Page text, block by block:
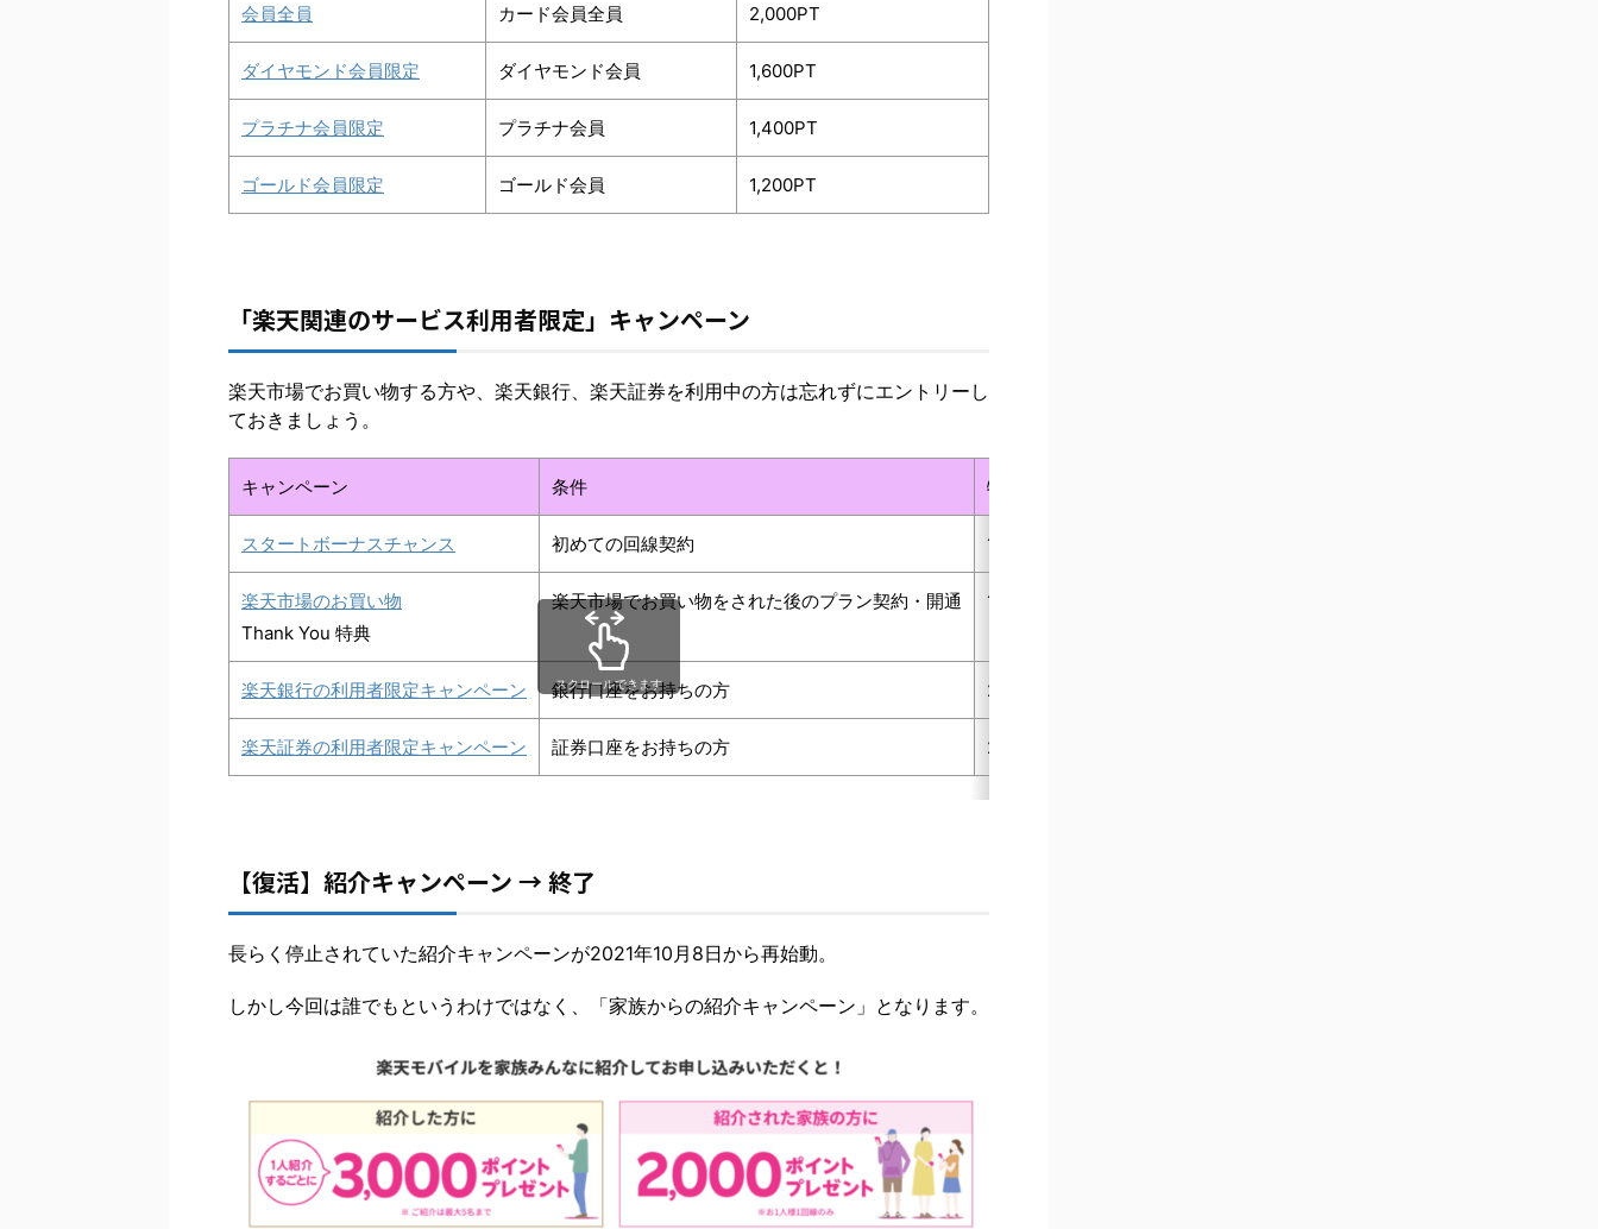
会員全員 カード会員全員 2,000PT
ダイヤモンド会員限定 ダイヤモンド会員 1,600PT
プラチナ会員限定 プラチナ会員 1,400PT
ゴールド会員限定 ゴールド会員 1,200PT
「楽天関連のサービス利用者限定」キャンペーン
楽天市場でお買い物する方や、楽天銀行、楽天証券を利用中の方は忘れずにエントリーし
ておきましょう。
キャンペーン 条件 特典
スタートボーナスチャンス 初めての回線契約 1,000PT
楽天市場のお買い物
Thank You 特典
楽天市場でお買い物をされた後のプラン契約・開通 1,000PT
楽天銀行の利用者限定キャンペーン 銀行口座をお持ちの方 2,00PT
楽天証券の利用者限定キャンペーン 証券口座をお持ちの方 2,000PT
スクロールできます
【復活】紹介キャンペーン → 終了
長らく停止されていた紹介キャンペーンが2021年10月8日から再始動。
しかし今回は誰でもというわけではなく、「家族からの紹介キャンペーン」となります。